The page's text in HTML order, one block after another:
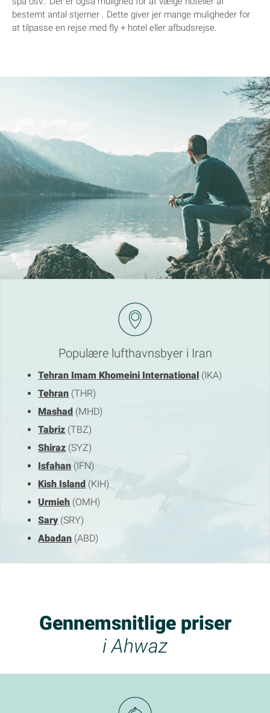
bestemt antal stjerner . Dette giver jer mange muligheder for
at tilpasse en rejse med fly + hotel eller afbudsrejse.
Populære lufthavnsbyer i Iran
Tehran Imam Khomeini International (IKA)
Tehran (THR)
Mashad (MHD)
Tabriz (TBZ)
Shiraz (SYZ)
Isfahan (IFN)
Kish Island (KIH)
Urmieh (OMH)
Sary (SRY)
Abadan (ABD)
Gennemsnitlige priser
i Ahwaz